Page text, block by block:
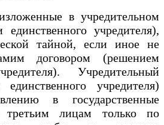
в учредительном
единственного учредителя),
тайной, если иное не
договором (решением
Учредительный
учредителя)
в государственные
лицам только по